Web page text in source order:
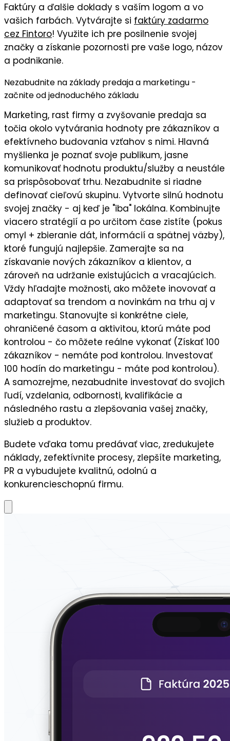
Faktúry a ďalšie doklady s vaším logom a vo
vašich farbách. Vytvárajte si faktúry zadarmo
cez Fintoro! Využite ich pre posilnenie svojej
značky a získanie pozornosti pre vaše logo, názov
a podnikanie.
Nezabudnite na základy predaja a marketingu -
začnite od jednoduchého základu
Marketing, rast firmy a zvyšovanie predaja sa
točia okolo vytvárania hodnoty pre zákazníkov a
efektívneho budovania vzťahov s nimi. Hlavná
myšlienka je poznať svoje publikum, jasne
komunikovať hodnotu produktu/služby a neustále
sa prispôsobovať trhu. Nezabudnite si riadne
definovať cieľovú skupinu. Vytvorte silnú hodnotu
svojej značky - aj keď je "iba" lokálna. Kombinujte
viacero stratégií a po určitom čase zistíte (pokus
omyl + zbieranie dát, informácií a spätnej väzby),
ktoré fungujú najlepšie. Zamerajte sa na
získavanie nových zákazníkov a klientov, a
zároveň na udržanie existujúcich a vracajúcich.
Vždy hľadajte možnosti, ako môžete inovovať a
adaptovať sa trendom a novinkám na trhu aj v
marketingu. Stanovujte si konkrétne ciele,
ohraničené časom a aktivitou, ktorú máte pod
kontrolou - čo môžete reálne vykonať (Získať 100
zákazníkov - nemáte pod kontrolou. Investovať
100 hodín do marketingu - máte pod kontrolou).
A samozrejme, nezabudnite investovať do svojich
ľudí, vzdelania, odbornosti, kvalifikácie a
následného rastu a zlepšovania vašej značky,
služieb a produktov.
Budete vďaka tomu predávať viac, zredukujete
náklady, zefektívnite procesy, zlepšíte marketing,
PR a vybudujete kvalitnú, odolnú a
konkurencieschopnú firmu.